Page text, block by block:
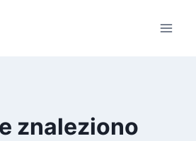
znaleziono